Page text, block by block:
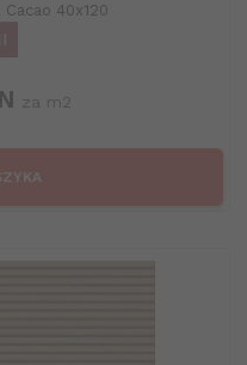
40x120
za m2